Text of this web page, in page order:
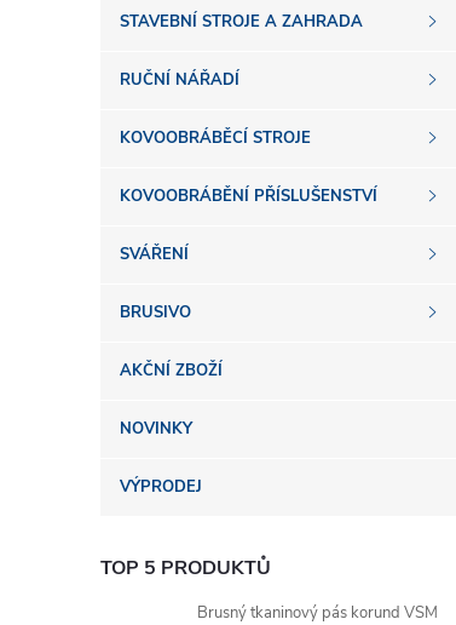
a
n
n
p
a
n
STAVEBNÍ STROJE A ZAHRADA
RUČNÍ NÁŘADÍ
KOVOOBRÁBĚCÍ STROJE
KOVOOBRÁBĚNÍ PŘÍSLUŠENSTVÍ
SVÁŘENÍ
BRUSIVO
AKČNÍ ZBOŽÍ
NOVINKY
VÝPRODEJ
TOP 5 PRODUKTŮ
Brusný tkaninový pás korund VSM